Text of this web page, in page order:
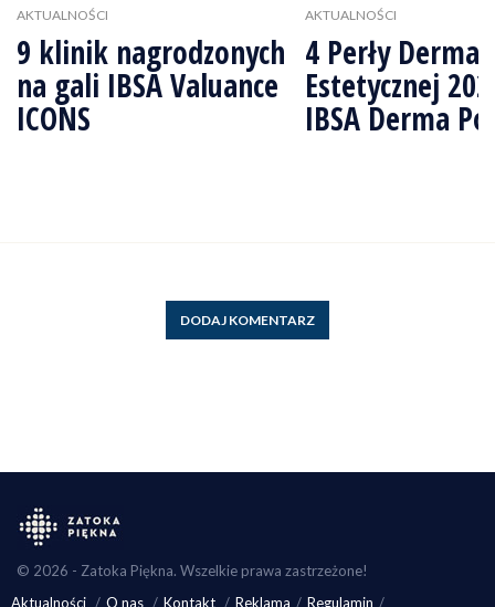
AKTUALNOŚCI
9 klinik nagrodzonych
na gali IBSA Valuance
ICONS
AKTUALNOŚCI
4 Perły
Estetycznej
IBSA Derma
DODAJ KOMENTARZ
© 2026 - Zatoka Piękna. Wszelkie prawa zastrzeżone!
Aktualności
O nas Kontakt Reklama Regulamin